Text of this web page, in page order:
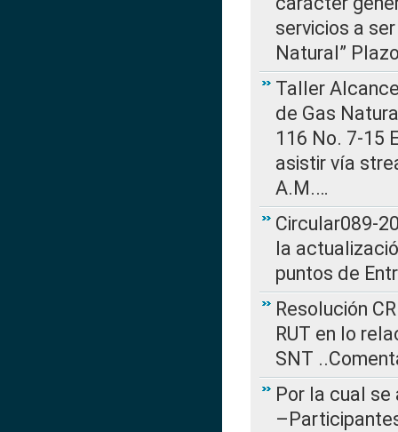
servicios a
Natural”
Taller
de Gas
116 No. 7-15
asistir vía
A.M.…
Circular089-
la
puntos de
Resolución
RUT en lo
SNT
Por la cual se